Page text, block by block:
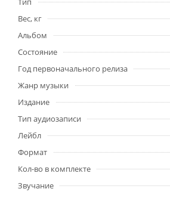
Вес, кг
Альбом
Состояние
Год первоначального релиза
Жанр музыки
Издание
Тип аудиозаписи
Лейбл
Формат
Кол-во в комплекте
Звучание